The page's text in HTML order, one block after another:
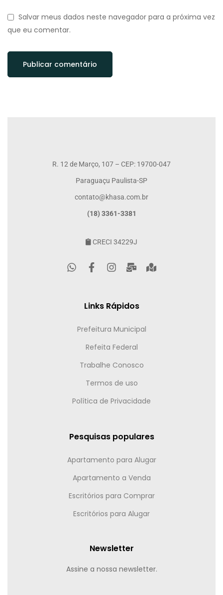
Salvar meus dados neste navegador para a próxima vez
que eu comentar.
R. 12 de Março, 107 – CEP: 19700-047
Paraguaçu Paulista-SP
contato@khasa.com.br
(18) 3361-3381
CRECI 34229J
Links Rápidos
Prefeitura Municipal
Refeita Federal
Trabalhe Conosco
Termos de uso
Política de Privacidade
Pesquisas populares
Apartamento para Alugar
Apartamento a Venda
Escritórios para Comprar
Escritórios para Alugar
Newsletter
Assine a nossa newsletter.